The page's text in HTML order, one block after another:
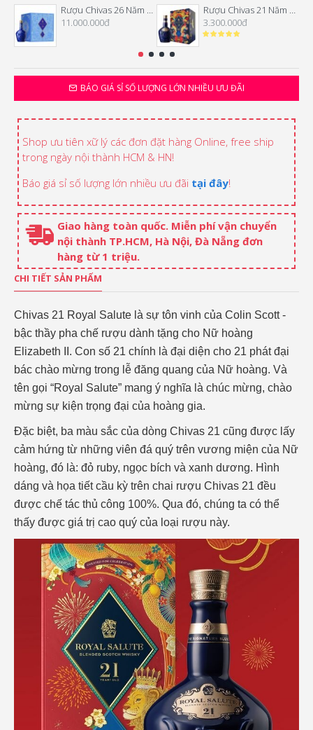
BÁO GIÁ SỈ SỐ LƯỢNG LỚN NHIỀU ƯU ĐÃI
Rượu Chivas 26 Năm Hộp Quà Tết 2026
11.000.000đ
Rượu Chivas 21 Năm Hộp Quà Tết 2026
3.300.000đ
Shop ưu tiên xữ lý các đơn đặt hàng Online, free ship
trong ngày nội thành HCM & HN!
Báo giá sỉ số lượng lớn nhiều ưu đãi tại đây!
Giao hàng toàn quốc. Miễn phí vận chuyển
nội thành TP.HCM, Hà Nội, Đà Nẵng đơn
hàng từ 1 triệu.
CHI TIẾT SẢN PHẨM
Chivas 21 Royal Salute là sự tôn vinh của Colin Scott -
bậc thầy pha chế rượu dành tặng cho Nữ hoàng
Elizabeth II. Con số 21 chính là đại diện cho 21 phát đại
bác chào mừng trong lễ đăng quang của Nữ hoàng. Và
tên gọi “Royal Salute” mang ý nghĩa là chúc mừng, chào
mừng sự kiện trọng đại của hoàng gia.
Đặc biệt, ba màu sắc của dòng Chivas 21 cũng được lấy
cảm hứng từ những viên đá quý trên vương miện của Nữ
hoàng, đó là: đỏ ruby, ngọc bích và xanh dương. Hình
dáng và họa tiết cầu kỳ trên chai rượu Chivas 21 đều
được chế tác thủ công 100%. Qua đó, chúng ta có thể
thấy được giá trị cao quý của loại rượu này.